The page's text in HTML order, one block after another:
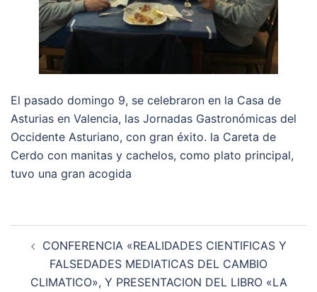
El pasado domingo 9, se celebraron en la Casa de
Asturias en Valencia, las Jornadas Gastronómicas del
Occidente Asturiano, con gran éxito. la Careta de
Cerdo con manitas y cachelos, como plato principal,
tuvo una gran acogida
entradas
CONFERENCIA «REALIDADES CIENTIFICAS Y
FALSEDADES MEDIATICAS DEL CAMBIO
CLIMATICO», Y PRESENTACION DEL LIBRO «LA